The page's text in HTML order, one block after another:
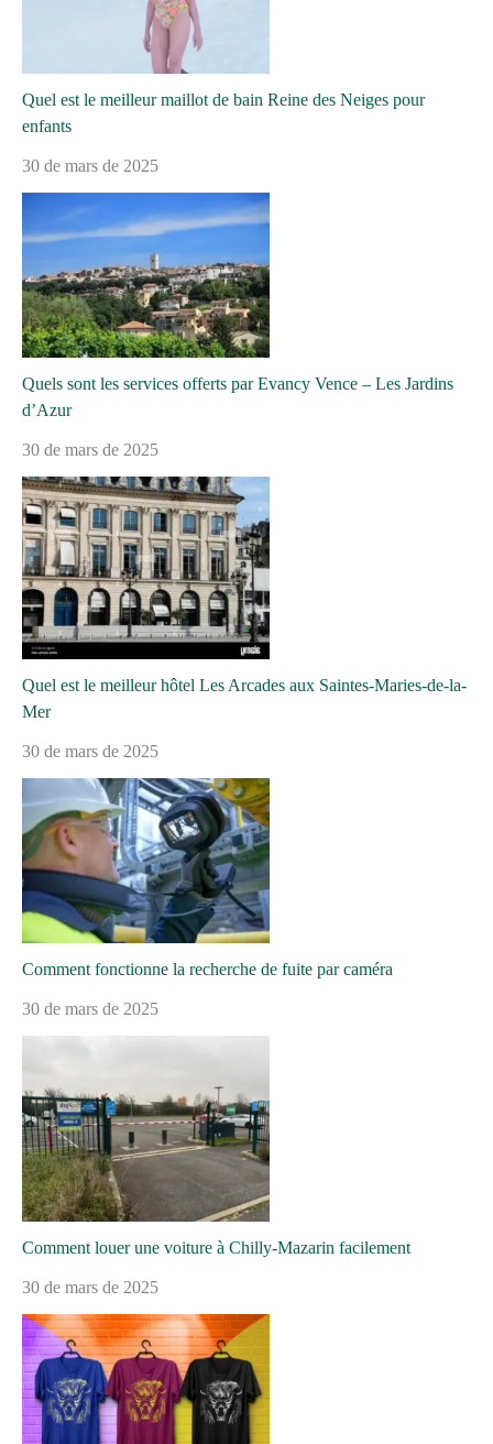
Quel est le meilleur maillot de bain Reine des Neiges pour
enfants
30 de mars de 2025
Quels sont les services offerts par Evancy Vence – Les Jardins
d’Azur
30 de mars de 2025
Quel est le meilleur hôtel Les Arcades aux Saintes-Maries-de-la-
Mer
30 de mars de 2025
Comment fonctionne la recherche de fuite par caméra
30 de mars de 2025
Comment louer une voiture à Chilly-Mazarin facilement
30 de mars de 2025